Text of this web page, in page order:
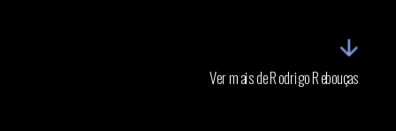
Ver mais de Rodrigo Rebouças